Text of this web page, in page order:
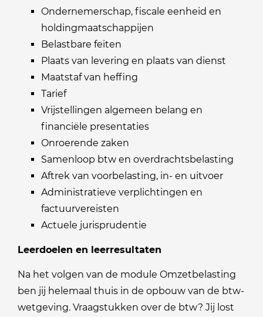
Ondernemerschap, fiscale eenheid en
holdingmaatschappijen
Belastbare feiten
Plaats van levering en plaats van dienst
Maatstaf van heffing
Tarief
Vrijstellingen algemeen belang en
financiële presentaties
Onroerende zaken
Samenloop btw en overdrachtsbelasting
Aftrek van voorbelasting, in- en uitvoer
Administratieve verplichtingen en
factuurvereisten
Actuele jurisprudentie
Leerdoelen en leerresultaten
Na het volgen van de module Omzetbelasting
ben jij helemaal thuis in de opbouw van de btw-
wetgeving. Vraagstukken over de btw? Jij lost